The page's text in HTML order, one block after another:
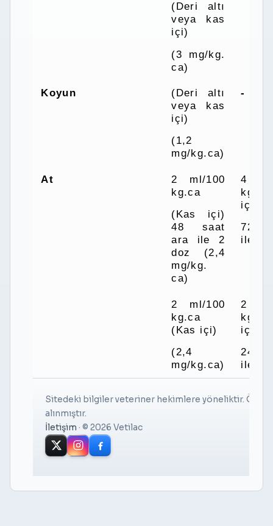
(Deri altı
veya kas
içi)
(3 mg/kg.
ca)
Koyun
(Deri altı
veya kas
içi)
(1,2
mg/kg.ca)
-
At
2 ml/100
kg.ca
(Kas içi)
48 saat
ara ile 2
doz (2,4
mg/kg.
ca)
4
içi)
72
ile 4
2 ml/100
kg.ca
(Kas içi)
(2,4
mg/kg.ca)
2
içi)
24
ile 2
Sitedeki bilgiler veteriner hekimlere yöneliktir.
alınmıştır.
İletişim ·© 2026 Vetilac